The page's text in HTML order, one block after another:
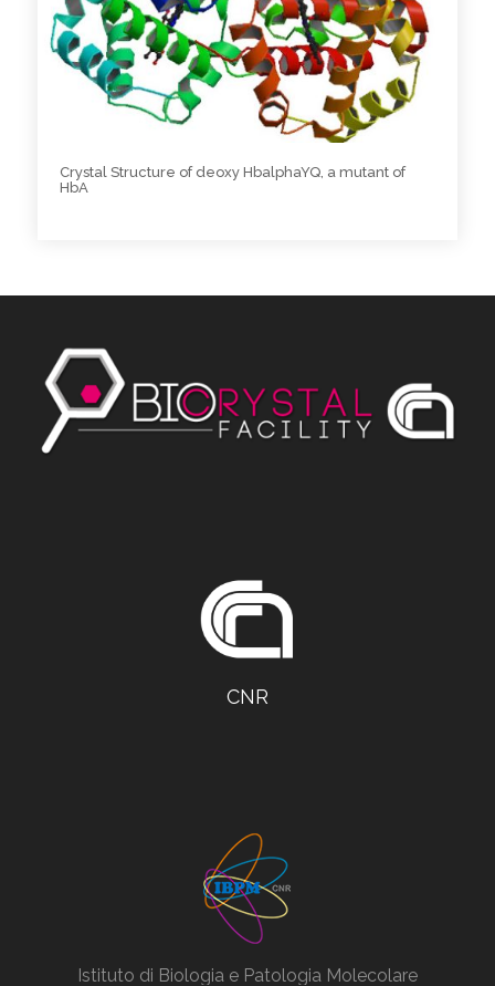
Crystal Structure of deoxy HbalphaYQ, a mutant of
HbA
CNR
Istituto di Biologia e Patologia Molecolare